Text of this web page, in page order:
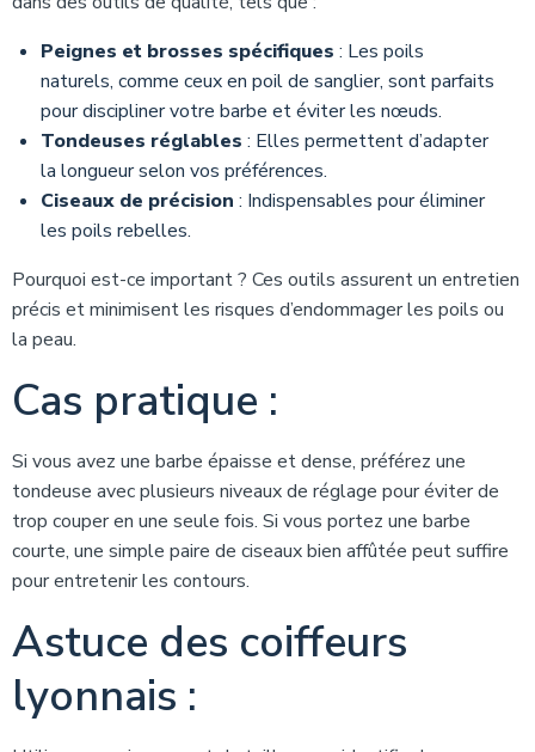
Peignes et brosses spécifiques : Les poils
naturels, comme ceux en poil de sanglier, sont parfaits
pour discipliner votre barbe et éviter les nœuds.
Tondeuses réglables : Elles permettent d’adapter
la longueur selon vos préférences.
Ciseaux de précision : Indispensables pour éliminer
les poils rebelles.
Pourquoi est-ce important ? Ces outils assurent un entretien
précis et minimisent les risques d’endommager les poils ou
la peau.
Cas pratique :
Si vous avez une barbe épaisse et dense, préférez une
tondeuse avec plusieurs niveaux de réglage pour éviter de
trop couper en une seule fois. Si vous portez une barbe
courte, une simple paire de ciseaux bien affûtée peut suffire
pour entretenir les contours.
Astuce des coiffeurs
lyonnais :